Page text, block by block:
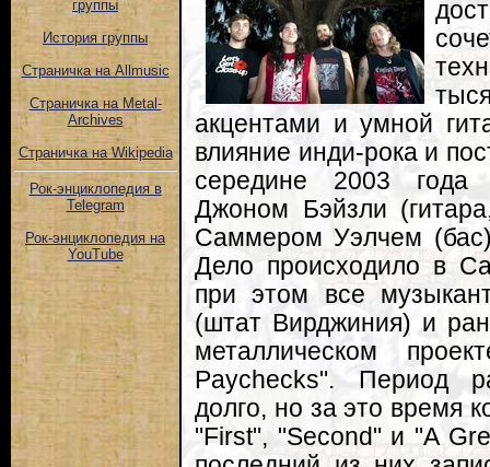
группы
История группы
Страничка на Allmusic
Страничка на Metal-
Archives
Страничка на Wikipedia
Рок-энциклопедия в
Telegram
Рок-энциклопедия на
YouTube
акцентами и умной
влияние инди-рока и
середине 2003
Джоном Бэйзли
Саммером Уэлчем
Дело происходило в
при этом все
(штат Вирджиния) и
металлическом
Paychecks". Период
долго, но за это время
"First", "Second" и "A